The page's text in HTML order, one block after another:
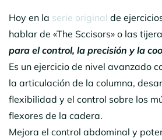
Hoy en la serie original de
hablar de «The Sccisors» o las
para el control, la precisión y la
Es un ejercicio de nivel avanzado
la articulación de la columna,
flexibilidad y el control sobre los
flexores de la cadera.
Mejora el control abdominal y